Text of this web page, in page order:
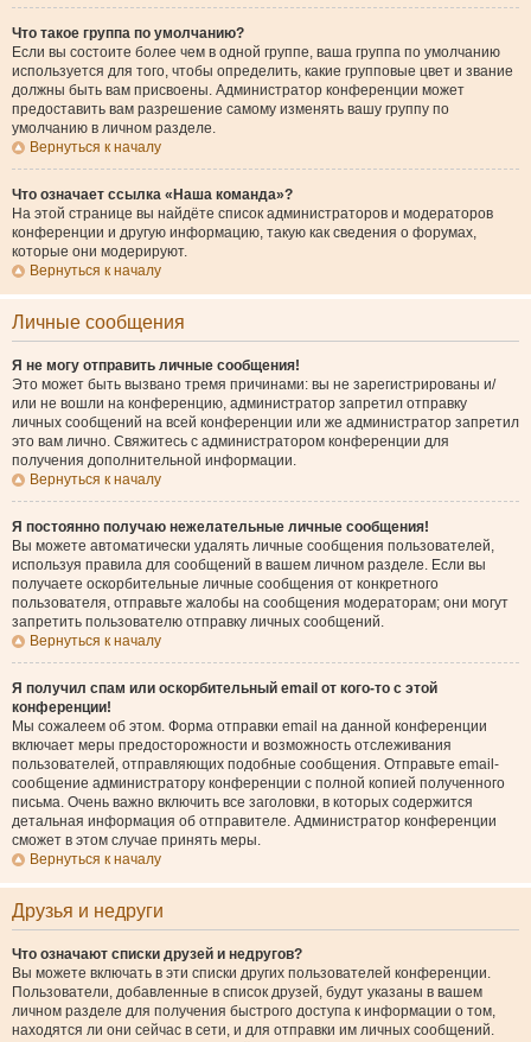
Что такое группа по умолчанию?
Если вы состоите более чем в одной группе, ваша группа по умолчанию
используется для того, чтобы определить, какие групповые цвет и звание
должны быть вам присвоены. Администратор конференции может
предоставить вам разрешение самому изменять вашу группу по
умолчанию в личном разделе.
Вернуться к началу
Что означает ссылка «Наша команда»?
На этой странице вы найдёте список администраторов и модераторов
конференции и другую информацию, такую как сведения о форумах,
которые они модерируют.
Вернуться к началу
Личные сообщения
Я не могу отправить личные сообщения!
Это может быть вызвано тремя причинами: вы не зарегистрированы и/
или не вошли на конференцию, администратор запретил отправку
личных сообщений на всей конференции или же администратор запретил
это вам лично. Свяжитесь с администратором конференции для
получения дополнительной информации.
Вернуться к началу
Я постоянно получаю нежелательные личные сообщения!
Вы можете автоматически удалять личные сообщения пользователей,
используя правила для сообщений в вашем личном разделе. Если вы
получаете оскорбительные личные сообщения от конкретного
пользователя, отправьте жалобы на сообщения модераторам; они могут
запретить пользователю отправку личных сообщений.
Вернуться к началу
Я получил спам или оскорбительный email от кого-то с этой
конференции!
Мы сожалеем об этом. Форма отправки email на данной конференции
включает меры предосторожности и возможность отслеживания
пользователей, отправляющих подобные сообщения. Отправьте email-
сообщение администратору конференции с полной копией полученного
письма. Очень важно включить все заголовки, в которых содержится
детальная информация об отправителе. Администратор конференции
сможет в этом случае принять меры.
Вернуться к началу
Друзья и недруги
Что означают списки друзей и недругов?
Вы можете включать в эти списки других пользователей конференции.
Пользователи, добавленные в список друзей, будут указаны в вашем
личном разделе для получения быстрого доступа к информации о том,
находятся ли они сейчас в сети, и для отправки им личных сообщений.